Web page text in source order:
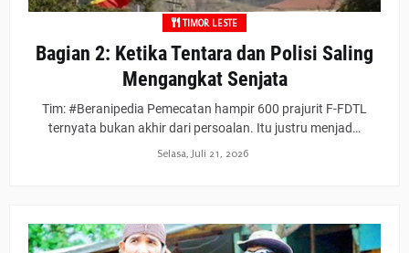
TIMOR LESTE
Bagian 2: Ketika Tentara dan Polisi Saling
Mengangkat Senjata
Tim: #Beranipedia Pemecatan hampir 600 prajurit F-FDTL
ternyata bukan akhir dari persoalan. Itu justru menjad…
Selasa, Juli 21, 2026